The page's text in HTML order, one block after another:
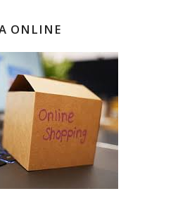
ONLINE